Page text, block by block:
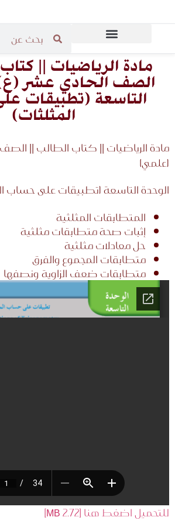
مادة الرياضيات ||
الصف الحادي عشر
التاسعة (تطبيقات
المثلثات)
مادة الرياضيات || كتاب الطالب ||
(علمي)
الوحدة التاسعة (تطبيقات على حساب
المتطابقات المثلثية
إثبات صحة متطابقات مثلثية
حل معادلات مثلثية
متطابقات المجموع والفرق
متطابقات ضعف الزاوية ونصفها
للتحميل اضغط هنا [2.72 MB]